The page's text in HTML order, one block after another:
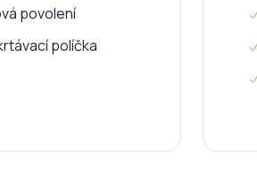
povolení
políčka